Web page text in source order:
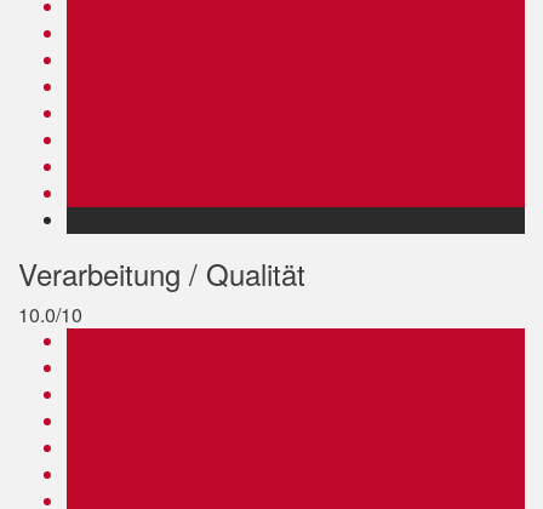
Verarbeitung / Qualität
10.0/10